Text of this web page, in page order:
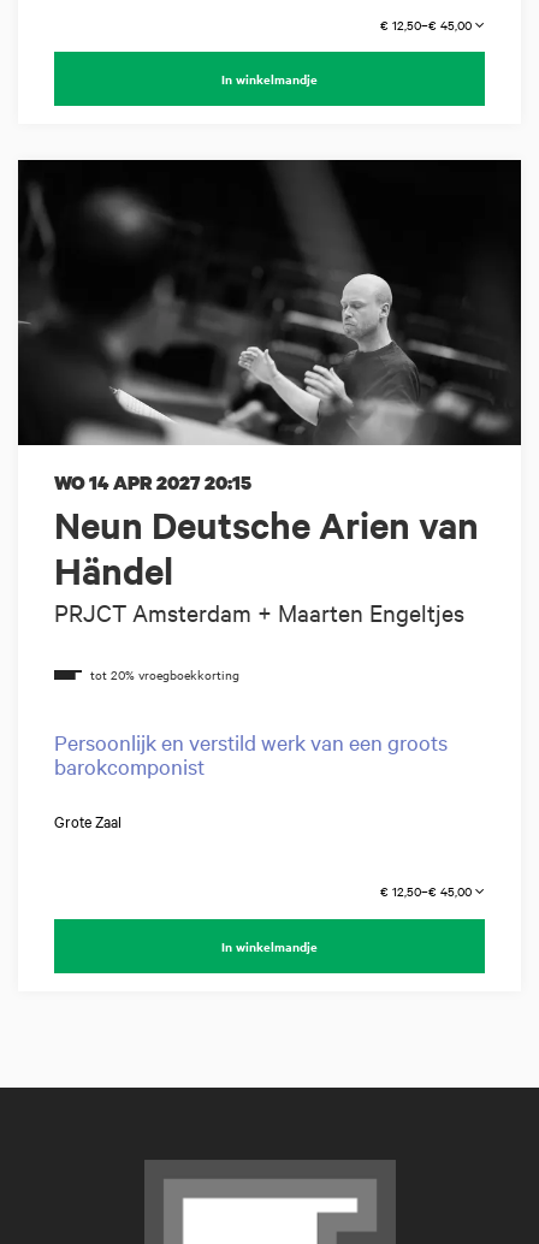
€ 12,50–€ 45,00
In winkelmandje
Neun Deutsche Arien van
Händel
PRJCT Amsterdam + Maarten Engeltjes
WO 14 APR 202720:15
Persoonlijk en verstild werk van een groots
barokcomponist
Grote Zaal
€ 12,50–€ 45,00
In winkelmandje